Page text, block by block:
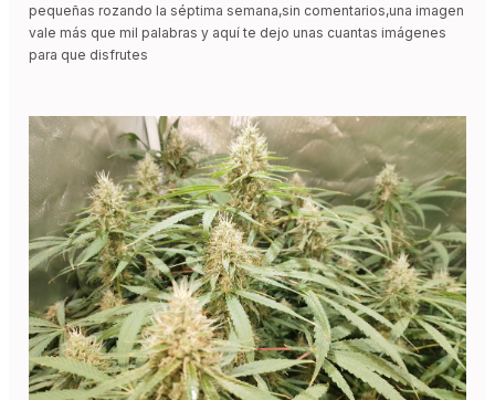
pequeñas rozando la séptima semana,sin comentarios,una imagen
vale más que mil palabras y aquí te dejo unas cuantas imágenes
para que disfrutes